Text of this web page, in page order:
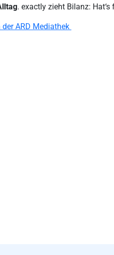
. exactly zieht Bilanz:
ARD Mediathek